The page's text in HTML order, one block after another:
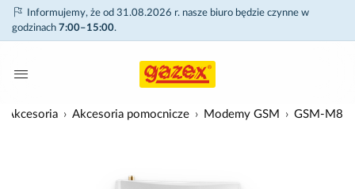
Informujemy, że od 31.08.2026 r. nasze biuro będzie czynne w
godzinach 7:00–15:00.
Akcesoria Akcesoria pomocnicze Modemy GSM GSM-M8